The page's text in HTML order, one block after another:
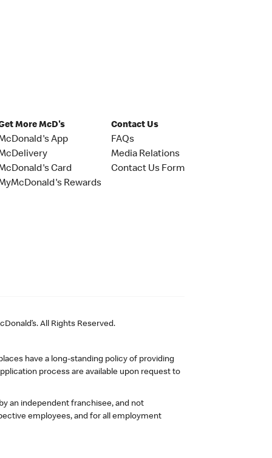
More McD's
App
Card
Rewards
Contact Us
FAQs
Media Relations
Contact Us Form
All Rights Reserved.
have a long-standing policy of providing
process are available upon request to
an independent franchisee, and not
employees, and for all employment